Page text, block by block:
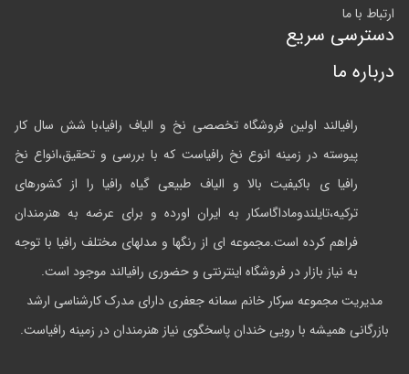
ارتباط با ما
دسترسی سریع
درباره ما
رافیالند اولین فروشگاه تخصصی نخ و الیاف رافیا،با شش سال کار
پیوسته در زمینه انوع نخ رافیاست که با بررسی و تحقیق،انواع نخ
رافیا ی باکیفیت بالا و الیاف طبیعی گیاه رافیا را از کشورهای
ترکیه،تایلندوماداگاسکار به ایران اورده و برای عرضه به هنرمندان
فراهم کرده است.مجموعه ای از رنگها و مدلهای مختلف رافیا با توجه
به نیاز بازار در فروشگاه اینترنتی و حضوری رافیالند موجود است.
مدیریت مجموعه سرکار خانم سمانه جعفری دارای مدرک کارشناسی ارشد
بازرگانی همیشه با رویی خندان پاسخگوی نیاز هنرمندان در زمینه رافیاست.